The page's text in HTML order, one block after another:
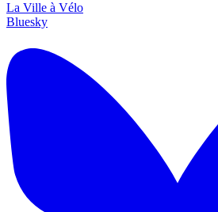
La Ville à Vélo
Bluesky